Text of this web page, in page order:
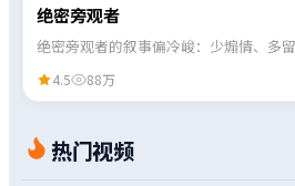
绝密旁观者
绝密旁观者的叙事偏冷峻：少煽情、多
4.5 88万
热门视频
城
回 98